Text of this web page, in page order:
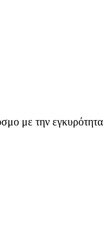
με την εγκυρότητα